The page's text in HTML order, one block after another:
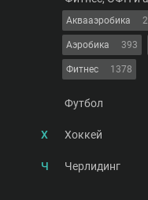
Аквааэробика
Аэробика 393
Фитнес 1378
Футбол
Х Хоккей
Ч Черлидинг